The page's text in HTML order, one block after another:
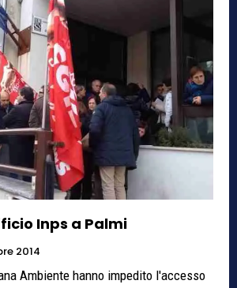
Inps a Palmi
2014
Ambiente hanno impedito l'accesso